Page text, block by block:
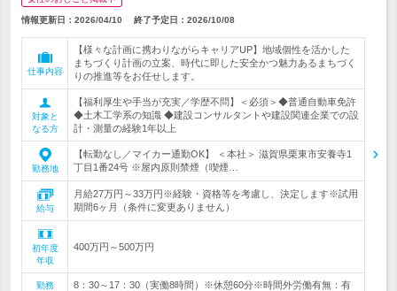
情報更新日：2026/04/10 終了予定日： 2026/10/08
仕事内容
【様々な計画に携わりながらキャリアUP】地域個性を活かした
まちづくり計画の立案、時代に即した安全かつ魅力あるまちづく
りの推進等をお任せします。
対象と
なる方
【福利厚生や手当が充実／学歴不問】＜必須＞◆普通自動車免許
◆土木工学系の知識 ◆建設コンサルタントや建設関連企業での設
計・測量の経験1年以上
勤務地
【転勤なし／マイカー通勤OK】 ＜本社＞ 滋賀県栗東市安養寺1
丁目1番24号 ※屋内原則禁煙（喫煙…
給与
月給27万円～33万円※経験・資格等を考慮し、決定します※試用
期間6ヶ月（条件に変更ありません）
初年度
年収
400万円～500万円
勤務
8：30～17：30（実働8時間）※休憩60分※時間外労働有無：有